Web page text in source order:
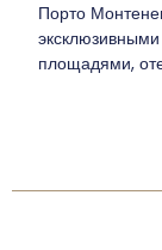
Порто
площадями,